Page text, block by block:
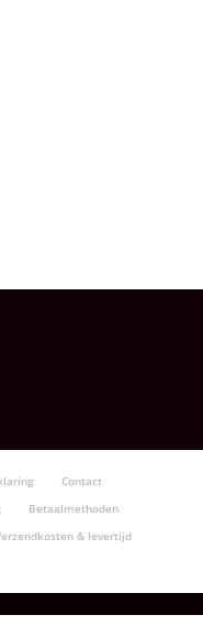
Contact
Betaalmethoden
& levertijd